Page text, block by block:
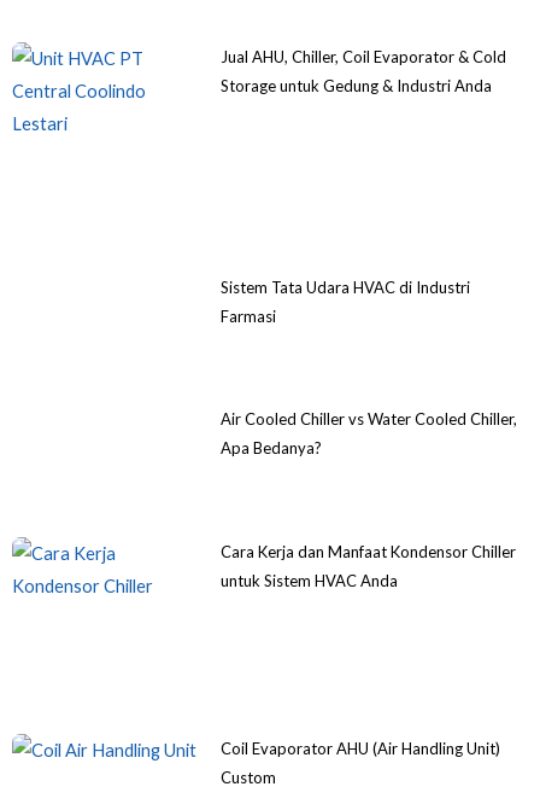
Jual AHU, Chiller, Coil Evaporator & Cold
Storage untuk Gedung & Industri Anda
Sistem Tata Udara HVAC di Industri
Farmasi
Air Cooled Chiller vs Water Cooled Chiller,
Apa Bedanya?
Cara Kerja dan Manfaat Kondensor Chiller
untuk Sistem HVAC Anda
Coil Evaporator AHU (Air Handling Unit)
Custom